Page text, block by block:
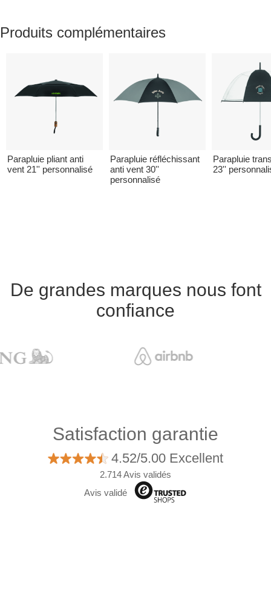
Produits complémentaires
Parapluie pliant anti
vent 21'' personnalisé
Parapluie réfléchissant
anti vent 30''
personnalisé
Parapluie
23''
De grandes marques nous font
confiance
Satisfaction garantie
4.52/5.00 Excellent
2.714 Avis validés
Avis validé